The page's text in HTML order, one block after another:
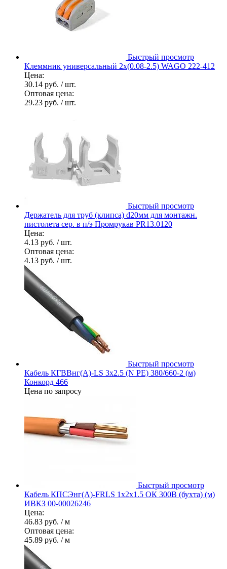
Быстрый просмотр
Клеммник универсальный 2х(0.08-2.5) WAGO 222-412
Цена:
30.14 руб. / шт.
Оптовая цена:
29.23 руб. / шт.
Быстрый просмотр
Держатель для труб (клипса) d20мм для монтажн.
пистолета сер. в п/э Промрукав PR13.0120
Цена:
4.13 руб. / шт.
Оптовая цена:
4.13 руб. / шт.
Быстрый просмотр
Кабель КГВВнг(А)-LS 3х2.5 (N PE) 380/660-2 (м)
Конкорд 466
Цена по запросу
Быстрый просмотр
Кабель КПСЭнг(А)-FRLS 1х2х1.5 ОК 300В (бухта) (м)
ИВКЗ 00-00026246
Цена:
46.83 руб. / м
Оптовая цена:
45.89 руб. / м